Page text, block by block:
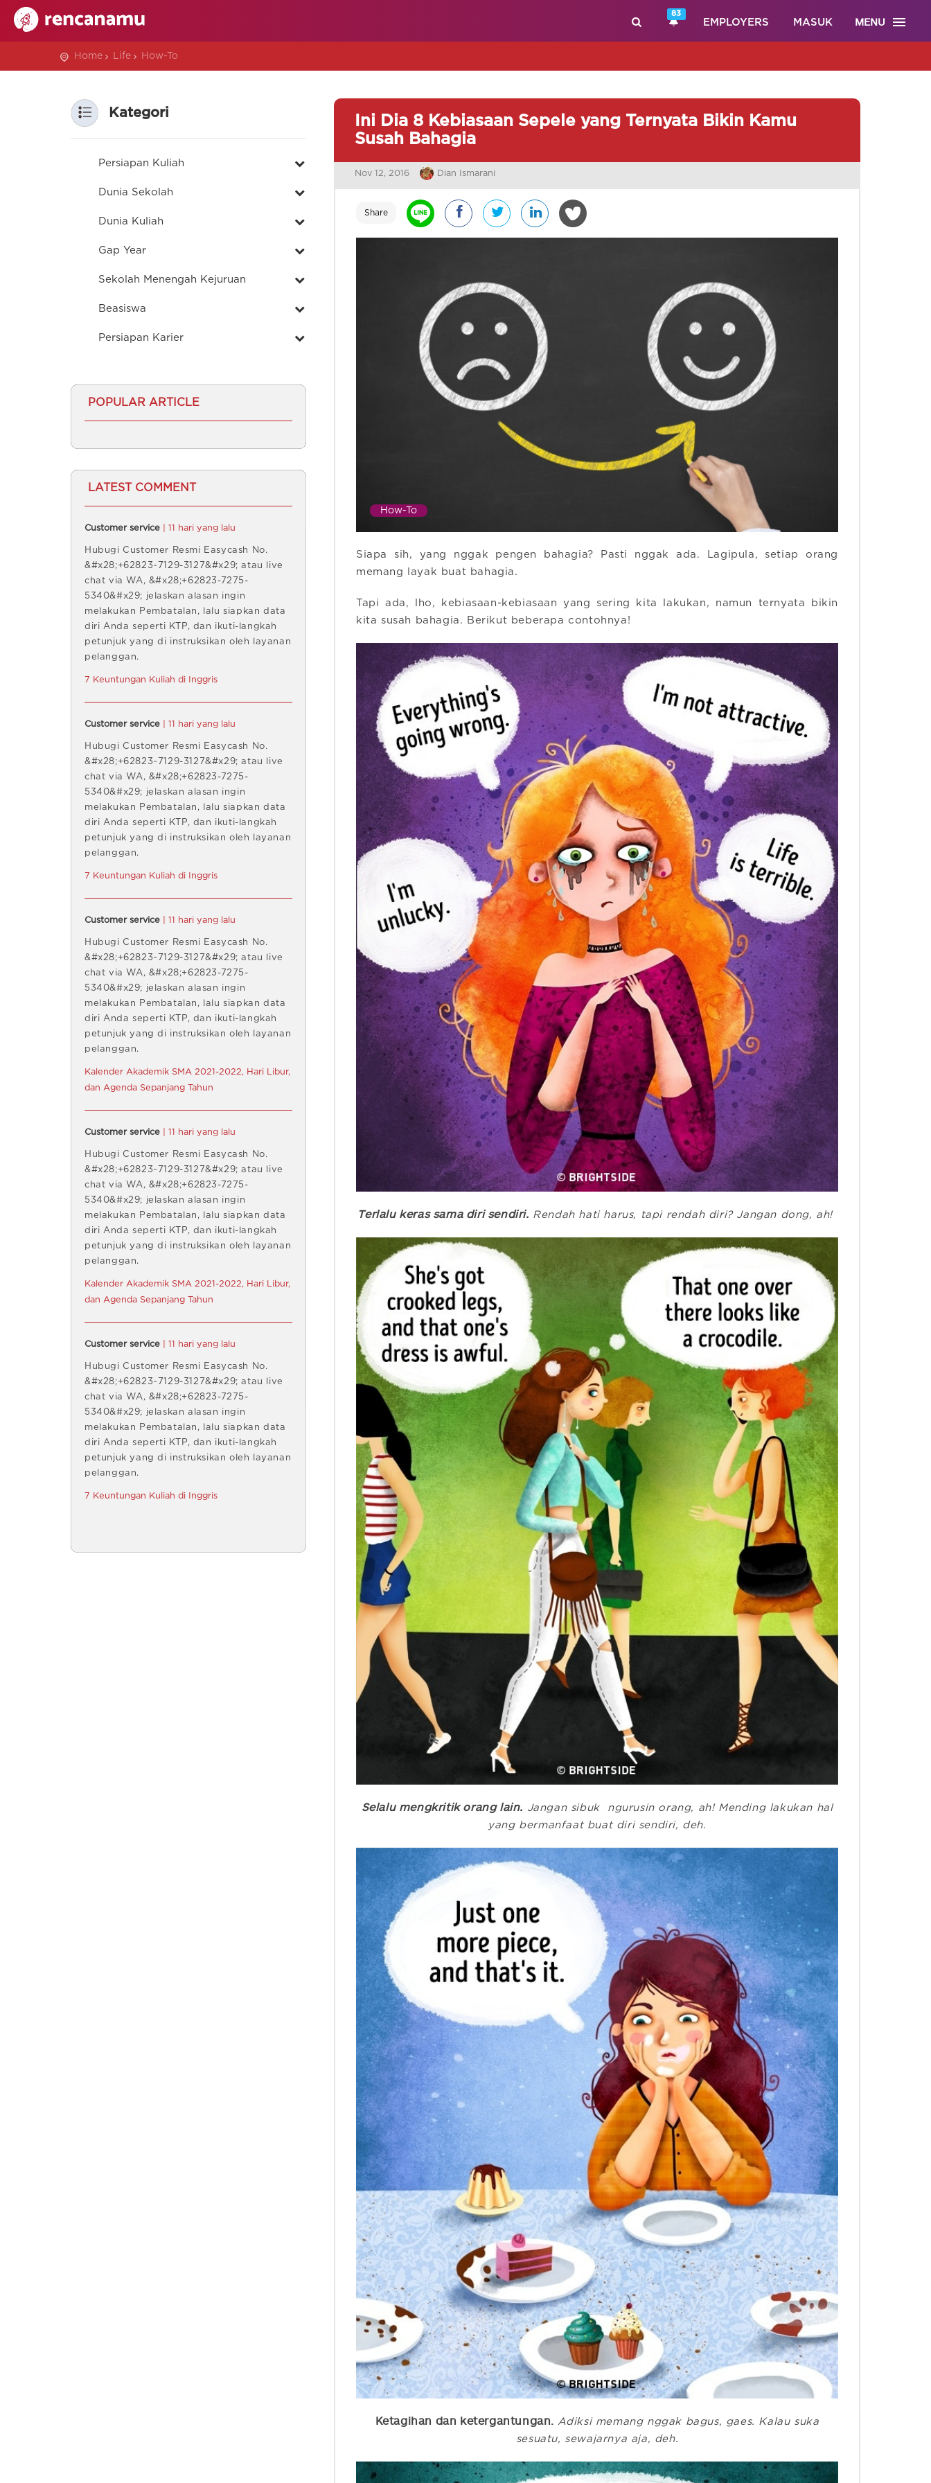
83
EMPLOYERS MASUK MENU
Home Life How-To
Ini Dia 8 Kebiasaan Sepele yang Ternyata Bikin Kamu
Susah Bahagia
Nov 12, 2016 Dian Ismarani
Share
How-To
Siapa sih, yang nggak pengen bahagia? Pasti nggak ada. Lagipula, setiap orang
memang layak buat bahagia.
Tapi ada, lho, kebiasaan-kebiasaan yang sering kita lakukan, namun ternyata bikin
kita susah bahagia. Berikut beberapa contohnya!
Terlalu keras sama diri sendiri. Rendah hati harus, tapi rendah diri? Jangan dong, ah!
Selalu mengkritik orang lain. Jangan sibuk ngurusin orang, ah! Mending lakukan hal
yang bermanfaat buat diri sendiri, deh.
Ketagihan dan ketergantungan. Adiksi memang nggak bagus, gaes. Kalau suka
sesuatu, sewajarnya aja, deh.
Kategori
Persiapan Kuliah
Dunia Sekolah
Dunia Kuliah
Gap Year
Sekolah Menengah Kejuruan
Beasiswa
Persiapan Karier
POPULAR ARTICLE
LATEST COMMENT
Customer service | 11 hari yang lalu
Hubugi Customer Resmi Easycash No.
&#x28;+62823~7129-3127&#x29; atau live
chat via WA, &#x28;+62823-7275-
5340&#x29; jelaskan alasan ingin
melakukan Pembatalan, lalu siapkan data
diri Anda seperti KTP, dan ikuti-langkah
petunjuk yang di instruksikan oleh layanan
pelanggan.
7 Keuntungan Kuliah di Inggris
Customer service | 11 hari yang lalu
Hubugi Customer Resmi Easycash No.
&#x28;+62823~7129-3127&#x29; atau live
chat via WA, &#x28;+62823-7275-
5340&#x29; jelaskan alasan ingin
melakukan Pembatalan, lalu siapkan data
diri Anda seperti KTP, dan ikuti-langkah
petunjuk yang di instruksikan oleh layanan
pelanggan.
7 Keuntungan Kuliah di Inggris
Customer service | 11 hari yang lalu
Hubugi Customer Resmi Easycash No.
&#x28;+62823~7129-3127&#x29; atau live
chat via WA, &#x28;+62823-7275-
5340&#x29; jelaskan alasan ingin
melakukan Pembatalan, lalu siapkan data
diri Anda seperti KTP, dan ikuti-langkah
petunjuk yang di instruksikan oleh layanan
pelanggan.
Kalender Akademik SMA 2021-2022, Hari Libur,
dan Agenda Sepanjang Tahun
Customer service | 11 hari yang lalu
Hubugi Customer Resmi Easycash No.
&#x28;+62823~7129-3127&#x29; atau live
chat via WA, &#x28;+62823-7275-
5340&#x29; jelaskan alasan ingin
melakukan Pembatalan, lalu siapkan data
diri Anda seperti KTP, dan ikuti-langkah
petunjuk yang di instruksikan oleh layanan
pelanggan.
Kalender Akademik SMA 2021-2022, Hari Libur,
dan Agenda Sepanjang Tahun
Customer service | 11 hari yang lalu
Hubugi Customer Resmi Easycash No.
&#x28;+62823~7129-3127&#x29; atau live
chat via WA, &#x28;+62823-7275-
5340&#x29; jelaskan alasan ingin
melakukan Pembatalan, lalu siapkan data
diri Anda seperti KTP, dan ikuti-langkah
petunjuk yang di instruksikan oleh layanan
pelanggan.
7 Keuntungan Kuliah di Inggris